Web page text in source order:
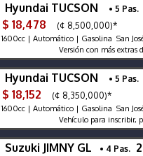
Hyundai TUCSON • 5 Pas.
$ 18,478
(¢ 8,500,000)*
1600cc | Automático | Gasolina San
Versión con más extras del
Hyundai TUCSON • 5 Pas.
$ 18,152
(¢ 8,350,000)*
1600cc | Automático | Gasolina San
Vehículo para inscribir,
Suzuki JIMNY GL • 4 Pas.